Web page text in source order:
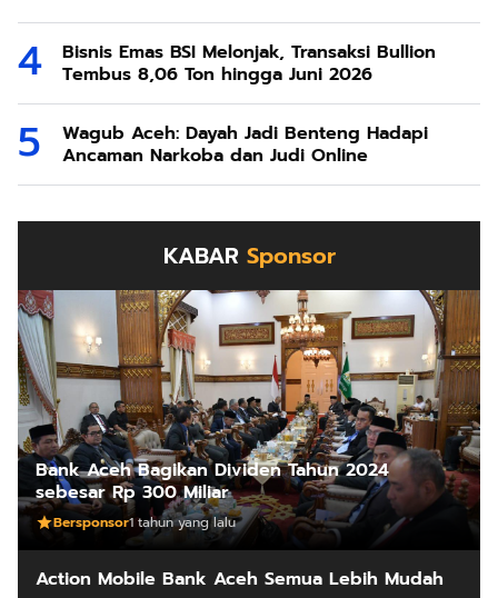
Bisnis Emas BSI Melonjak, Transaksi Bullion
Tembus 8,06 Ton hingga Juni 2026
Wagub Aceh: Dayah Jadi Benteng Hadapi
Ancaman Narkoba dan Judi Online
KABAR Sponsor
Bank Aceh Bagikan Dividen Tahun 2024
sebesar Rp 300 Miliar
Bersponsor1 tahun yang lalu
Action Mobile Bank Aceh Semua Lebih Mudah